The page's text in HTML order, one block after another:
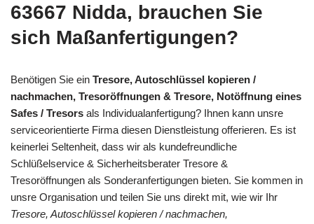
63667 Nidda, brauchen Sie
sich Maßanfertigungen?
Benötigen Sie ein Tresore, Autoschlüssel kopieren /
nachmachen, Tresoröffnungen & Tresore, Notöffnung eines
Safes / Tresors als Individualanfertigung? Ihnen kann unsre
serviceorientierte Firma diesen Dienstleistung offerieren. Es ist
keinerlei Seltenheit, dass wir als kundefreundliche
Schlüßelservice & Sicherheitsberater Tresore &
Tresoröffnungen als Sonderanfertigungen bieten. Sie kommen in
unsre Organisation und teilen Sie uns direkt mit, wie wir Ihr
Tresore, Autoschlüssel kopieren / nachmachen,